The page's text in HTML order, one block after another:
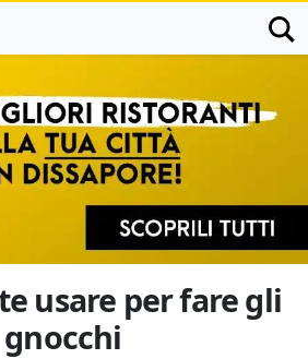
usare per fare gli
gnocchi